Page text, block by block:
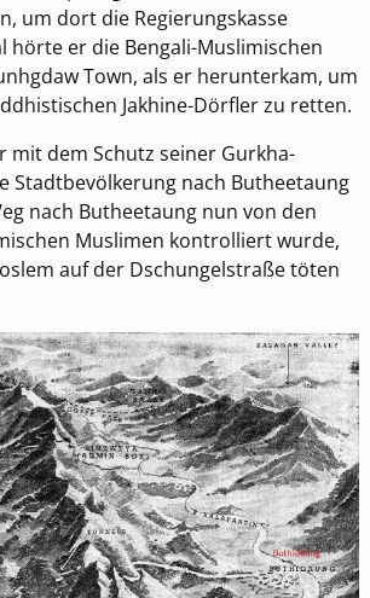
um dort die Regierungskasse
hörte er die Bengali-Muslimischen
Town, als er herunterkam, um
Jakhine-Dörfler zu retten.
mit dem Schutz seiner Gurkha-
Stadtbevölkerung nach Butheetaung
nach Butheetaung nun von den
Muslimen kontrolliert wurde,
auf der Dschungelstraße töten